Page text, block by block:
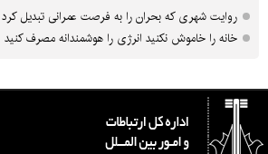
روایت شهری که بحران را به فرصت عمرانی تبدیل کرد
خانه را خاموش نکنید انرژی را هوشمندانه مصرف کنید